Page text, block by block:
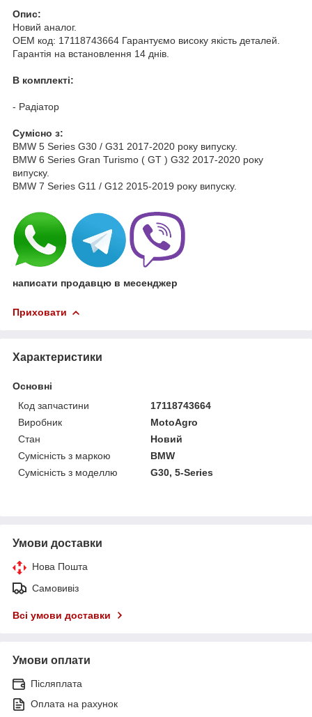
Опис:
Новий аналог.
OEM код: 17118743664 Гарантуємо високу якість деталей.
Гарантія на встановлення 14 днів.
В комплекті:
- Радіатор
Cумісно з:
BMW 5 Series G30 / G31 2017-2020 року випуску.
BMW 6 Series Gran Turismo ( GT ) G32 2017-2020 року
випуску.
BMW 7 Series G11 / G12 2015-2019 року випуску.
написати продавцю в месенджер
Приховати
Характеристики
Основні
Код запчастини
17118743664
Виробник
MotoAgro
Стан
Новий
Сумісність з маркою
BMW
Сумісність з моделлю
G30, 5-Series
Умови доставки
Нова Пошта
Самовивіз
Всі умови доставки
Умови оплати
Післяплата
Оплата на рахунок